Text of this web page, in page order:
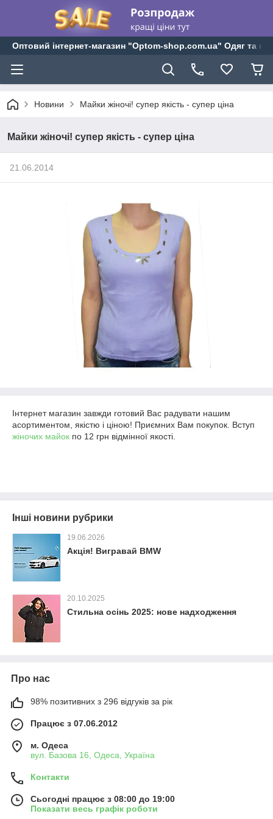
Оптовий інтернет-магазин "Optom-shop.com.ua" Одяг та
Новини Майки жіночі! супер якість - супер ціна
Майки жіночі! супер якість - супер ціна
21.06.2014
Інтернет магазин завжди готовий Вас радувати нашим
асортиментом, якістю і ціною! Приємних Вам покупок. Вступ
жіночих майок по 12 грн відмінної якості.
Інші новини рубрики
19.06.2026
Акція! Вигравай BMW
20.10.2025
Стильна осінь 2025: нове надходження
Про нас
98% позитивних з 296 відгуків за рік
Працює з 07.06.2012
м. Одеса
вул. Базова 16, Одеса, Україна
Контакти
Сьогодні працює з 08:00 до 19:00
Показати весь графік роботи